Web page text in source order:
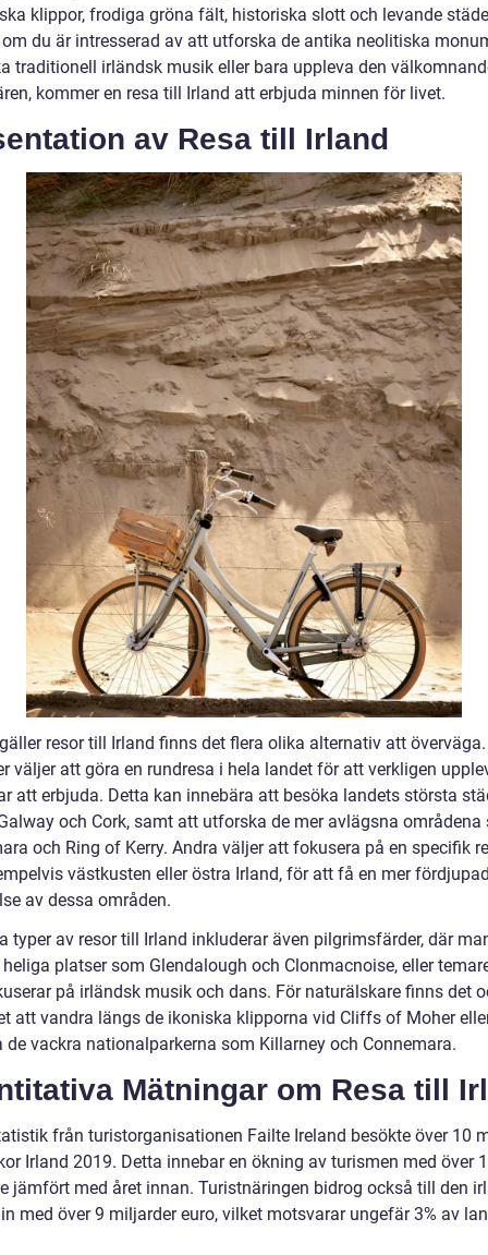
klippor, frodiga gröna fält, historiska slott och levande
du är intresserad av att utforska de antika neolitiska
traditionell irländsk musik eller bara uppleva den
kommer en resa till Irland att erbjuda minnen för livet.
av Resa till Irland
resor till Irland finns det flera olika alternativ att
väljer att göra en rundresa i hela landet för att verkligen
att erbjuda. Detta kan innebära att besöka landets största
och Cork, samt att utforska de mer avlägsna områdena
och Ring of Kerry. Andra väljer att fokusera på en specifik
västkusten eller östra Irland, för att få en mer
av dessa områden.
typer av resor till Irland inkluderar även pilgrimsfärder, där
heliga platser som Glendalough och Clonmacnoise, eller
på irländsk musik och dans. För naturälskare finns det
att vandra längs de ikoniska klipporna vid Cliffs of Moher
de vackra nationalparkerna som Killarney och Connemara.
Mätningar om Resa till
från turistorganisationen Failte Ireland besökte över 10
Irland 2019. Detta innebar en ökning av turismen med över
jämfört med året innan. Turistnäringen bidrog också till den
med över 9 miljarder euro, vilket motsvarar ungefär 3% av